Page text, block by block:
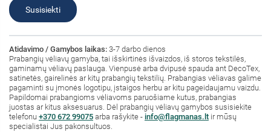
Susisiekti
Atidavimo / Gamybos laikas: 3-7 darbo dienos
Prabangių vėliavų gamyba, tai išskirtinės išvaizdos, iš storos tekstilės,
gaminamų vėliavų paslauga. Vienpusė arba dvipusė spauda ant DecoTex,
satinetės, gairelinės ar kitų prabangių tekstilių. Prabangias vėliavas galime
pagaminti su įmonės logotipu, įstaigos herbu ar kitu pageidaujamu vaizdu.
Papildomai prabangioms vėliavoms paruošiame kutus, prabangias
juostas ar kitus aksesuarus. Dėl prabangių vėliavų gamybos susisiekite
telefonu +370 672 99075 arba rašykite - info@flagmanas.lt ir mūsų
specialistai Jus pakonsultuos.